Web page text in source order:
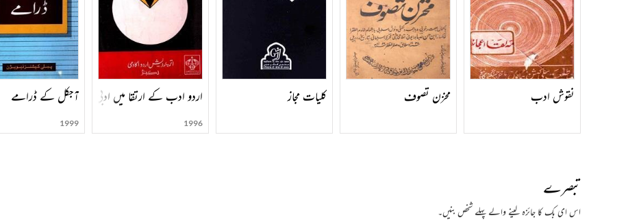
نقوش ادب مخزن تصوف کلیات مجاز اردو ادب کے ارتقا میں ادبی تحریکوں اور رجحانوں کا حصہ
1996
آجکل کے ڈرامے
1999
تبصرے
اس ای بک کا جائزہ لینے والے پہلے شخص بنیں۔